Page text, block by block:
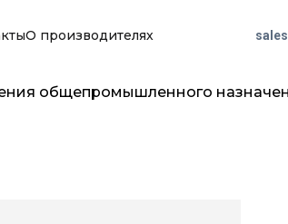
общепромышленного
О производителях